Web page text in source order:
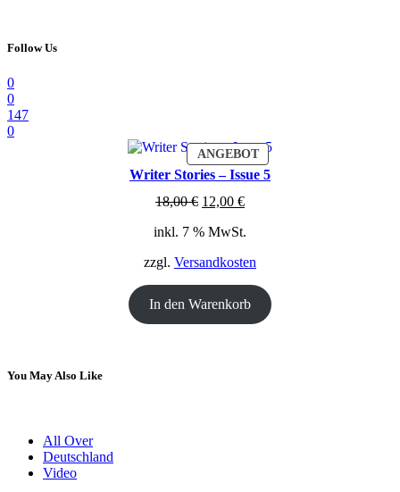
Follow Us
0
0
147
0
ANGEBOTPRODUKT
IM
ANGEBOT
Writer Stories – Issue 5
18,00€ Ursprünglicher
war:
12,00 €Aktueller
ist:
inkl. 7 % MwSt.
zzgl. Versandkosten
In den Warenkorb
You May Also Like
All Over
Deutschland
Video